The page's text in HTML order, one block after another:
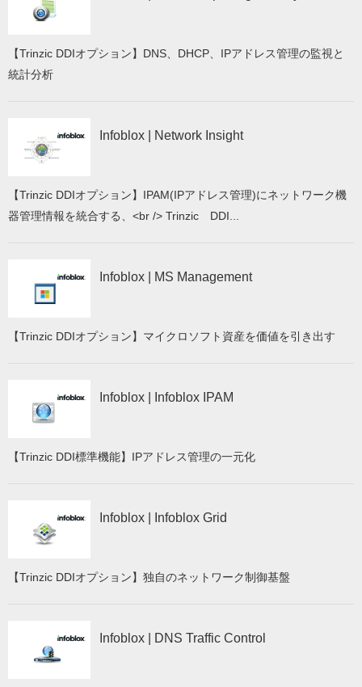
【Trinzic DDIオプション】DNS、DHCP、IPアドレス管理の監視と
統計分析
Infoblox | Network Insight
【Trinzic DDIオプション】IPAM(IPアドレス管理)にネットワーク機
器管理情報を統合する、<br /> Trinzic DDI...
Infoblox | MS Management
【Trinzic DDIオプション】マイクロソフト資産を価値を引き出す
Infoblox | Infoblox IPAM
【Trinzic DDI標準機能】IPアドレス管理の一元化
Infoblox | Infoblox Grid
【Trinzic DDIオプション】独自のネットワーク制御基盤
Infoblox | DNS Traffic Control